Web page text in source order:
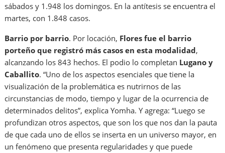
sábados y 1.948 los domingos. En la antítesis se encuentra el
martes, con 1.848 casos.
Barrio por barrio. Por locación, Flores fue el barrio
porteño que registró más casos en esta modalidad,
alcanzando los 843 hechos. El podio lo completan Lugano y
Caballito. “Uno de los aspectos esenciales que tiene la
visualización de la problemática es nutrirnos de las
circunstancias de modo, tiempo y lugar de la ocurrencia de
determinados delitos”, explica Yomha. Y agrega: “Luego se
profundizan otros aspectos, que son los que nos dan la pauta
de que cada uno de ellos se inserta en un universo mayor, en
un fenómeno que presenta regularidades y que puede